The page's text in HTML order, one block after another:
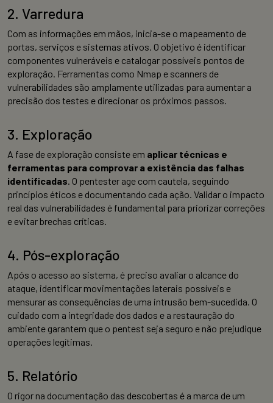
2. Varredura
Com as informações em mãos, inicia-se o mapeamento de
portas, serviços e sistemas ativos. O objetivo é identificar
componentes vulneráveis e catalogar possíveis pontos de
exploração. Ferramentas como Nmap e scanners de
vulnerabilidades são amplamente utilizadas para aumentar a
precisão dos testes e direcionar os próximos passos.
3. Exploração
A fase de exploração consiste em aplicar técnicas e
ferramentas para comprovar a existência das falhas
identificadas . O pentester age com cautela, seguindo
princípios éticos e documentando cada ação. Validar o impacto
real das vulnerabilidades é fundamental para priorizar correções
e evitar brechas críticas.
4. Pós-exploração
Após o acesso ao sistema, é preciso avaliar o alcance do
ataque, identificar movimentações laterais possíveis e
mensurar as consequências de uma intrusão bem-sucedida. O
cuidado com a integridade dos dados e a restauração do
ambiente garantem que o pentest seja seguro e não prejudique
operações legítimas.
5. Relatório
O rigor na documentação das descobertas é a marca de um